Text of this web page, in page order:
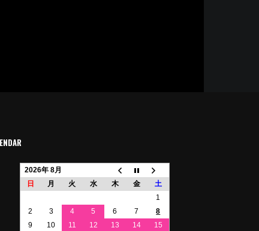
2026年 8月
日
月 火 水 木 金
土
1
2
3 4 5 6 7
8
9
10 11 12 13 14 15